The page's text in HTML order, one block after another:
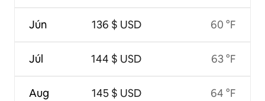
Jún
Júl
Aug
136 $ USD
144 $ USD
145 $ USD
60 °F
63 °F
64 °F